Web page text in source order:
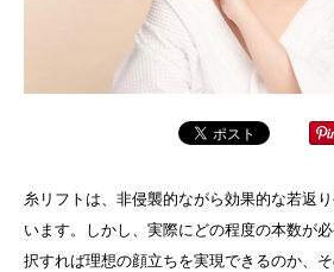
糸リフトは、非侵襲的ながら効果的な若返
います。しかし、実際にどの程度の本数が
択すれば理想の顔立ちを実現できるのか、